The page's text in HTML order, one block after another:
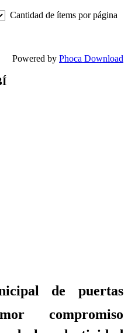
Cantidad de ítems por página
Powered by Phoca Download
de puertas
compromiso